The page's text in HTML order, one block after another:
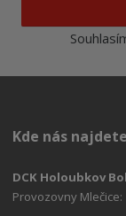
Kde nás najdete
DCK Holoubkov
Provozovny Mlečice: